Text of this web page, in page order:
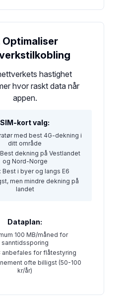
Optimaliser
hastighet
hvor raskt data når
appen.
SIM-kort valg:
med best 4G-dekning i
ditt område
dekning på Vestlandet
og Nord-Norge
Best i byer og langs E6
men mindre dekning på
landet
Dataplan:
100 MB/måned for
sanntidssporing
anbefales for flåtestyring
ofte billigst (50-100
kr/år)